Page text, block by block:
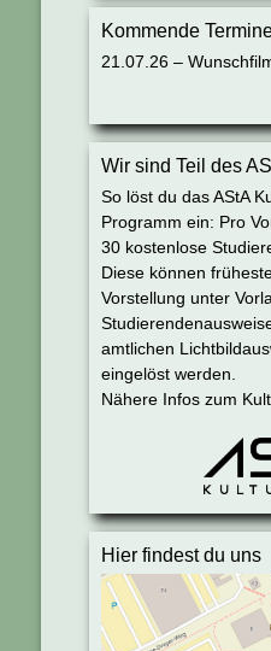
Kommende
21.07.26 –
Wir sind Teil des
So löst du das AStA
Programm ein: Pro
30 kostenlose
Diese können
Vorstellung unter
amtlichen
eingelöst werden.
Nähere Infos zum
Hier findest du uns